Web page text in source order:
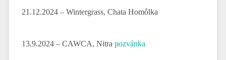
21.12.2024 – Wintergrass, Chata Homôlka
13.9.2024 – CAWCA, Nitra pozvánka